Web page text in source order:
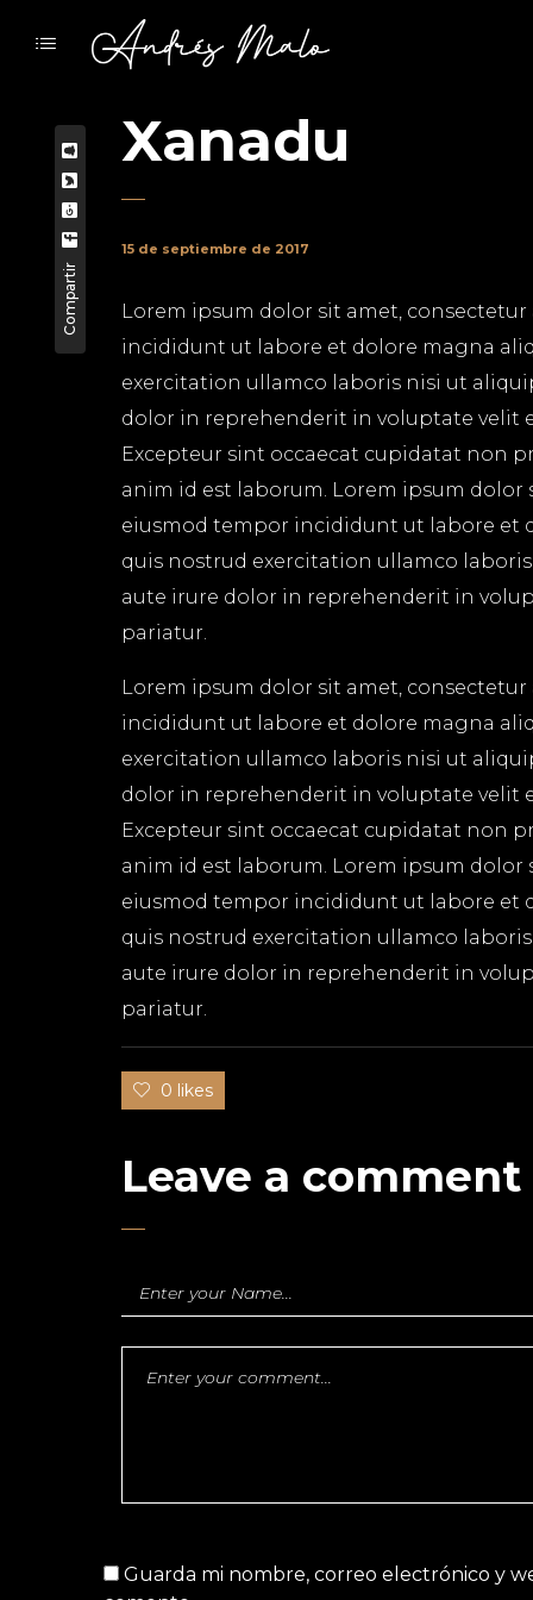
Xanadu
Compartir
15 de septiembre de 2017
Lorem ipsum dolor sit amet,
incididunt ut labore et dolore magna
exercitation ullamco laboris nisi ut
dolor in reprehenderit in voluptate velit
Excepteur sint occaecat cupidatat non
anim id est laborum. Lorem ipsum
eiusmod tempor incididunt ut labore et
quis nostrud exercitation ullamco
aute irure dolor in reprehenderit in
pariatur.
Lorem ipsum dolor sit amet,
incididunt ut labore et dolore magna
exercitation ullamco laboris nisi ut
dolor in reprehenderit in voluptate velit
Excepteur sint occaecat cupidatat non
anim id est laborum. Lorem ipsum
eiusmod tempor incididunt ut labore et
quis nostrud exercitation ullamco
aute irure dolor in reprehenderit in
pariatur.
0 likes
Leave a comment
Guarda mi nombre, correo electrónico y